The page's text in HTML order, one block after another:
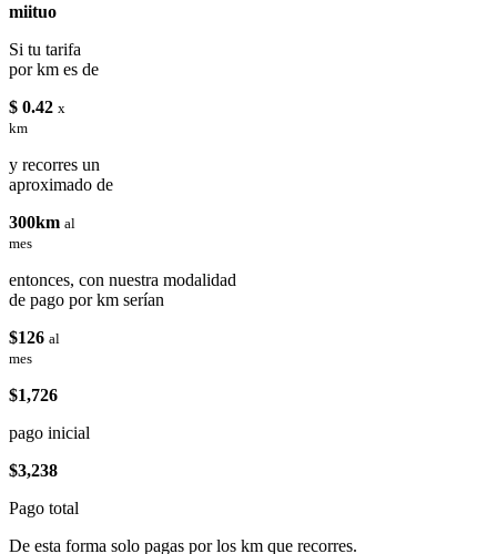
miituo
Si tu tarifa
por km es de
$ 0.42 x
km
y recorres un
aproximado de
300km al
mes
entonces, con nuestra modalidad
de pago por km serían
$126 al
mes
$1,726
pago inicial
$3,238
Pago total
De esta forma solo pagas por los km que recorres.